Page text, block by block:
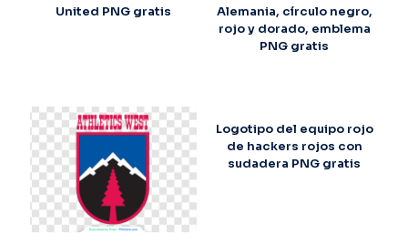
United PNG gratis
Alemania, círculo negro,
rojo y dorado, emblema
PNG gratis
Logotipo del equipo rojo
de hackers rojos con
sudadera PNG gratis